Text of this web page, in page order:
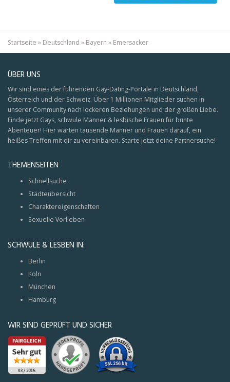
Startseite » Deutschland » Bayern » Emersacker
ÜBER UNS
Wir sind eines der führenden Gay-Dating-Portale in Deutschland,
Österreich und der Schweiz. Über 1 Millionen Mitglieder suchen in
unserer Community nach lockeren Beziehungen und der großen Liebe.
Finde jetzt Gays, schwule Männer & lesbische Frauen für bunte
Abenteuer! Hier warten tausende Männer und Frauen darauf, ein
heißes Treffen mit dir zu vereinbaren. Starte jetzt deine Partnersuche!
THEMENSEITEN
Schnellsuche
Städteübersicht
Charaktereigenschaften
Sexuelle Vorlieben
SCHWULE & LESBEN IN:
Berlin
Köln
München
Hamburg
WIR SIND GEPRÜFT UND SICHER